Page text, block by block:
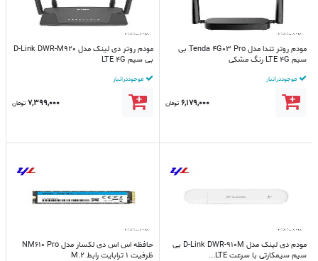
مودم روتر تندا مدل Tenda 4G03 Pro بی
سیم LTE 4G رنگ مشکی
موجود در انبار
6,179,000 تومان
مودم روتر دی لینک مدل D-Link DWR-M920
بی سیم LTE 4G
موجود در انبار
7,399,000 تومان
مودم دی لینک مدل D-Link DWR-910M بی
سیم سیمکارتی با سرعت LTE...
حافظه اس اس دی لکسار مدل NM610 Pro
ظرفیت 1 ترابایت رابط M.2